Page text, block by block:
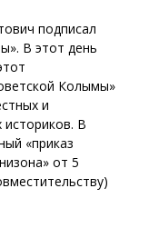
подписал
В этот день
Колымы»
и
историков. В
«приказ
от 5